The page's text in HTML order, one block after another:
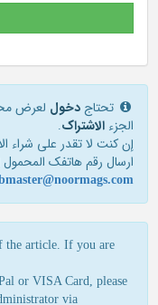
تحتاج دخول لعرض
الجزء الاشتراک.
ارسال رقم هاتفك المحمول
the article. If you are
or VISA Card, please
via